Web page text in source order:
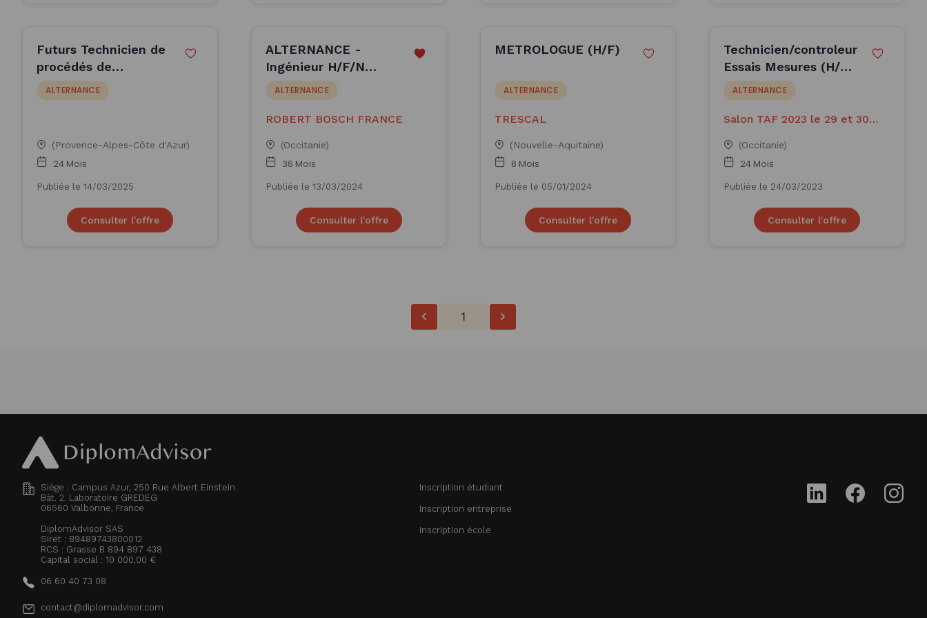
Futurs Technicien de
procédés de
production en
ALTERNANCE
(Provence-Alpes-Côte d'Azur)
24 Mois
Publiée le 14/03/2025
Consulter l'offre
ALTERNANCE -
Ingénieur H/F/N
(H/F)
ALTERNANCE
ROBERT BOSCH FRANCE
(Occitanie)
36 Mois
Publiée le 13/03/2024
Consulter l'offre
METROLOGUE (H/F)
ALTERNANCE
TRESCAL
(Nouvelle-Aquitaine)
8 Mois
Publiée le 05/01/2024
Consulter l'offre
Technicien/controleur
Essais Mesures (H/F)
APPRENTISSAGE TAF
2023
ALTERNANCE
Salon TAF 2023 le 29 et 30
(Occitanie)
24 Mois
Publiée le 24/03/2023
Consulter l'offre
1
Siège : Campus Azur, 250 Rue Albert Einstein
Bât. 2. Laboratoire GREDEG
06560 Valbonne, France
DiplomAdvisor SAS
Siret : 89489743800012
RCS : Grasse B 894 897 438
Capital social : 10 000,00 €
06 60 40 73 08
contact@diplomadvisor.com
Inscription étudiant
Inscription entreprise
Inscription école